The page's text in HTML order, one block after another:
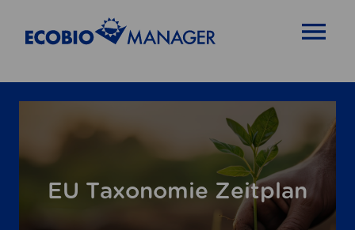
EU Taxonomie Zeitplan